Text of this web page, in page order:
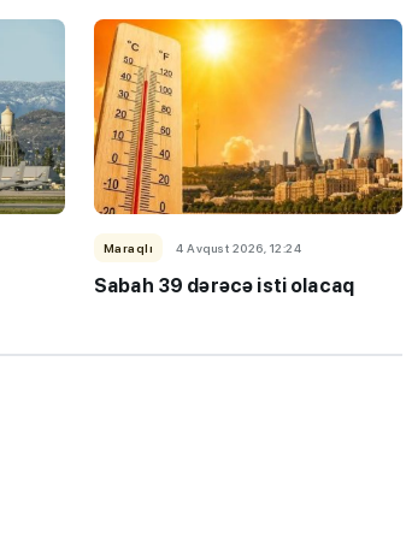
Maraqlı 4 Avqust 2026, 12:24
Sabah 39 dərəcə isti olacaq
"Həftənin təhsil icmalı": Qəbul
marafonu başa çatdı,
müəllimlərin nəticələri dəyişdi...